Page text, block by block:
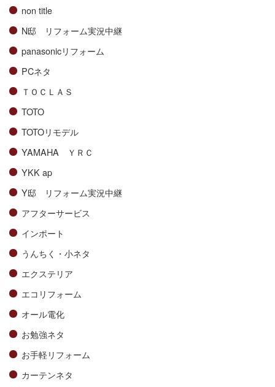
non title
N邸 リフォーム実況中継
panasonicリフォーム
PCネタ
ＴＯＣＬＡＳ
TOTO
TOTOリモデル
YAMAHA ＹＲＣ
YKK ap
Y邸 リフォーム実況中継
アフターサービス
インポート
うんちく・小ネタ
エクステリア
エコリフォーム
オール電化
お勉強ネタ
お手軽リフォーム
カーテンネタ